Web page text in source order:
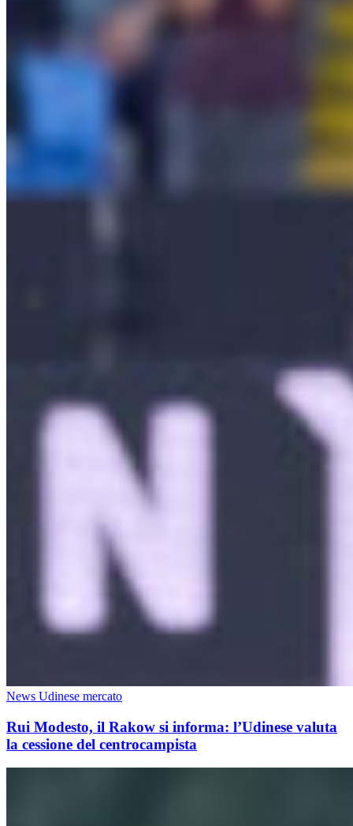
News Udinese mercato
Rui Modesto, il Rakow si informa: l’Udinese valuta
la cessione del centrocampista